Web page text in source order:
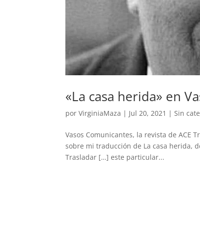
«La casa herida» en
porVirginiaMaza | Jul 20, 2021 |Sin
Vasos Comunicantes, la revista de ACE
sobre mi traducción de La casa herida,
Trasladar […] este particular...